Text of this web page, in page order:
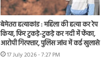
बेमेतरा हत्याकांड : महिला की हत्या कर रेप
किया, फिर टुकड़े-टुकड़े कर नदी में फेंका,
आरोपी गिरफ्तार, पुलिस जांच में कई खुलासे
17 July 2026 - 7:27 PM